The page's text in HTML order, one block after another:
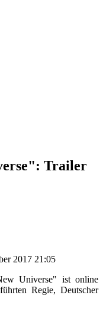
Trailer
2017 21:05
Universe" ist online
Regie, Deutscher